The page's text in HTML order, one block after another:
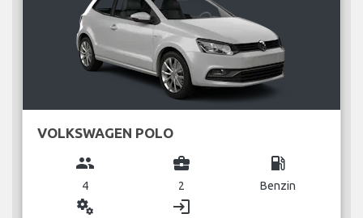
VOLKSWAGEN POLO
group
4
business_center
2
local_gas_station
Benzin
miscellaneous_services login